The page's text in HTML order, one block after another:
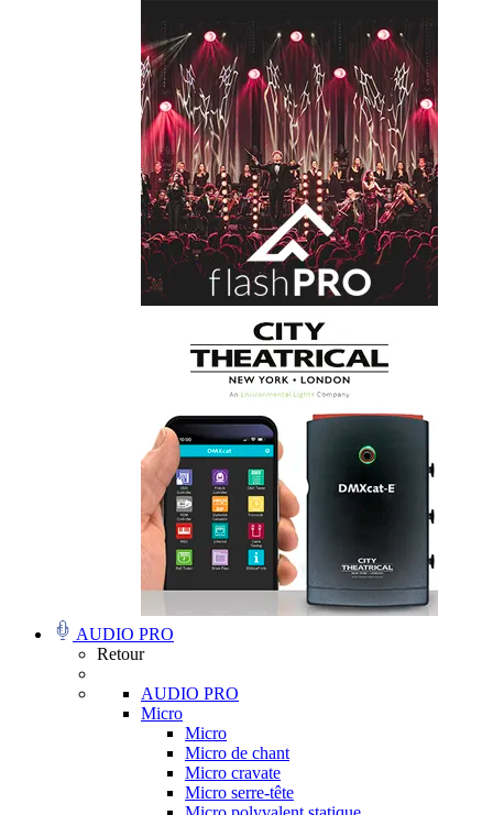
AUDIO PRO
Retour
AUDIO PRO
Micro
Micro
Micro de chant
Micro cravate
Micro serre-tête